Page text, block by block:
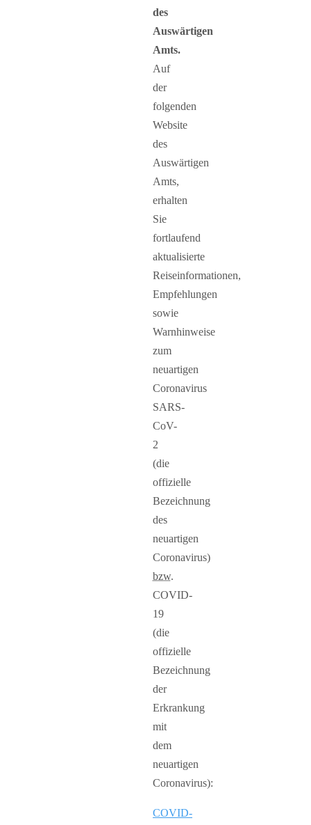
des
Auswärtigen
Amts.
Auf
der
folgenden
Website
des
Auswärtigen
Amts,
erhalten
Sie
fortlaufend
aktualisierte
Reiseinformationen,
Empfehlungen
sowie
Warnhinweise
zum
neuartigen
Coronavirus
SARS-
CoV-
2
(die
offizielle
Bezeichnung
des
neuartigen
Coronavirus)
bzw.
COVID-
19
(die
offizielle
Bezeichnung
der
Erkrankung
mit
dem
neuartigen
Coronavirus):
COVID-